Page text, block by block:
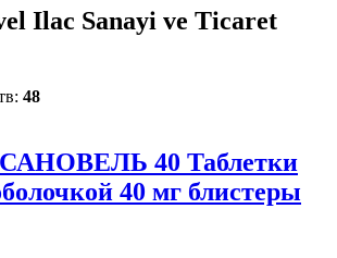
Ilac Sanayi ve Ticaret
48
40 Таблетки
40 мг блистеры